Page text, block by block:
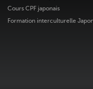
Cours CPF japonais
Formation interculturelle